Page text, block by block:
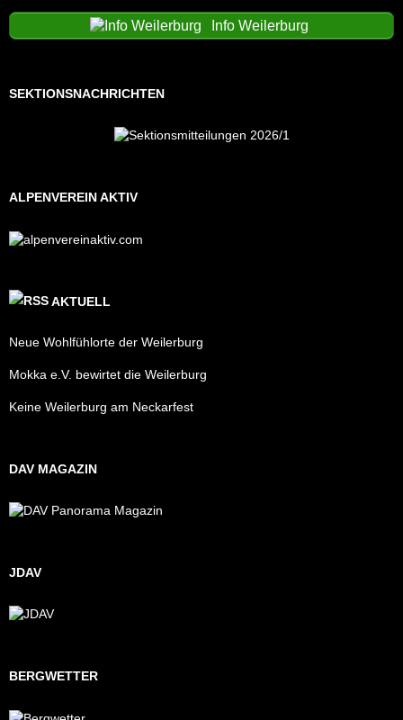
Info Weilerburg
SEKTIONSNACHRICHTEN
ALPENVEREIN AKTIV
AKTUELL
Neue Wohlfühlorte der Weilerburg
Mokka e.V. bewirtet die Weilerburg
Keine Weilerburg am Neckarfest
DAV MAGAZIN
JDAV
BERGWETTER